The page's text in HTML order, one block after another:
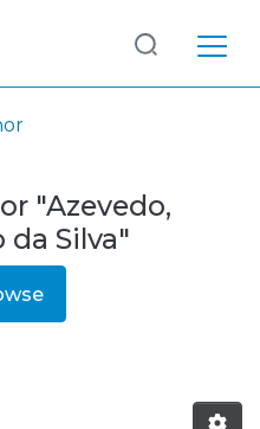
"Azevedo,
da Silva"